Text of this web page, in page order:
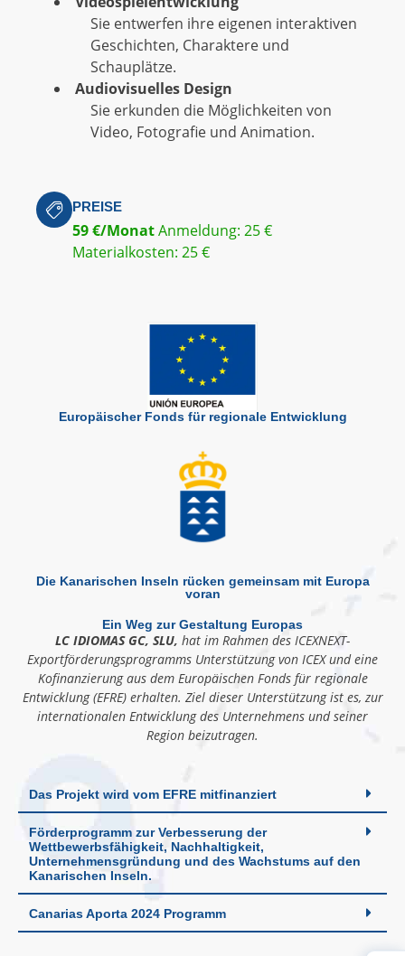
Sie entwerfen ihre eigenen interaktiven
Geschichten, Charaktere und
Schauplätze.
Audiovisuelles Design
Sie erkunden die Möglichkeiten von
Video, Fotografie und Animation.
PREISE
59 €/MonatAnmeldung: 25 €
Materialkosten: 25 €
Europäischer Fonds für regionale Entwicklung
Die Kanarischen Inseln rücken gemeinsam mit Europa
voran
Ein Weg zur Gestaltung Europas
LC IDIOMAS GC, SLU, hat im Rahmen des ICEXNEXT-
Exportförderungsprogramms Unterstützung von ICEX und eine
Kofinanzierung aus dem Europäischen Fonds für regionale
Entwicklung (EFRE) erhalten. Ziel dieser Unterstützung ist es, zur
internationalen Entwicklung des Unternehmens und seiner
Region beizutragen.
Das Projekt wird vom EFRE mitfinanziert
Förderprogramm zur Verbesserung der
Wettbewerbsfähigkeit, Nachhaltigkeit,
Unternehmensgründung und des Wachstums auf den
Kanarischen Inseln.
Canarias Aporta 2024 Programm